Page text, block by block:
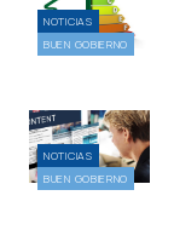
NOTICIAS
BUEN GOBIERNO
NOTICIAS
BUEN GOBIERNO